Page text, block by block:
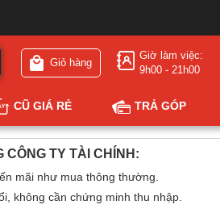
Giỏ hàng
Giờ làm việc:
9h00 - 21h00
CŨ GIÁ RẺ TRẢ GÓP
CÔNG TY TÀI CHÍNH:
mãi như mua thông thường.
không cần chứng minh thu nhập.